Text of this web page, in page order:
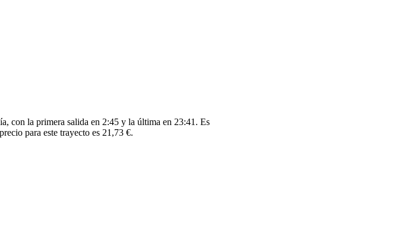
con la primera salida en 2:45 y la última en 23:41. Es
para este trayecto es 21,73 €.